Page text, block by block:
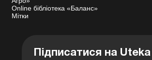
Online бібліотека «Баланс»
Мітки
Підписатися на Uteka